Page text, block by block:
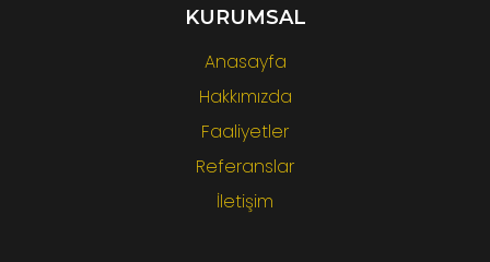
KURUMSAL
Anasayfa
Hakkımızda
Faaliyetler
Referanslar
İletişim